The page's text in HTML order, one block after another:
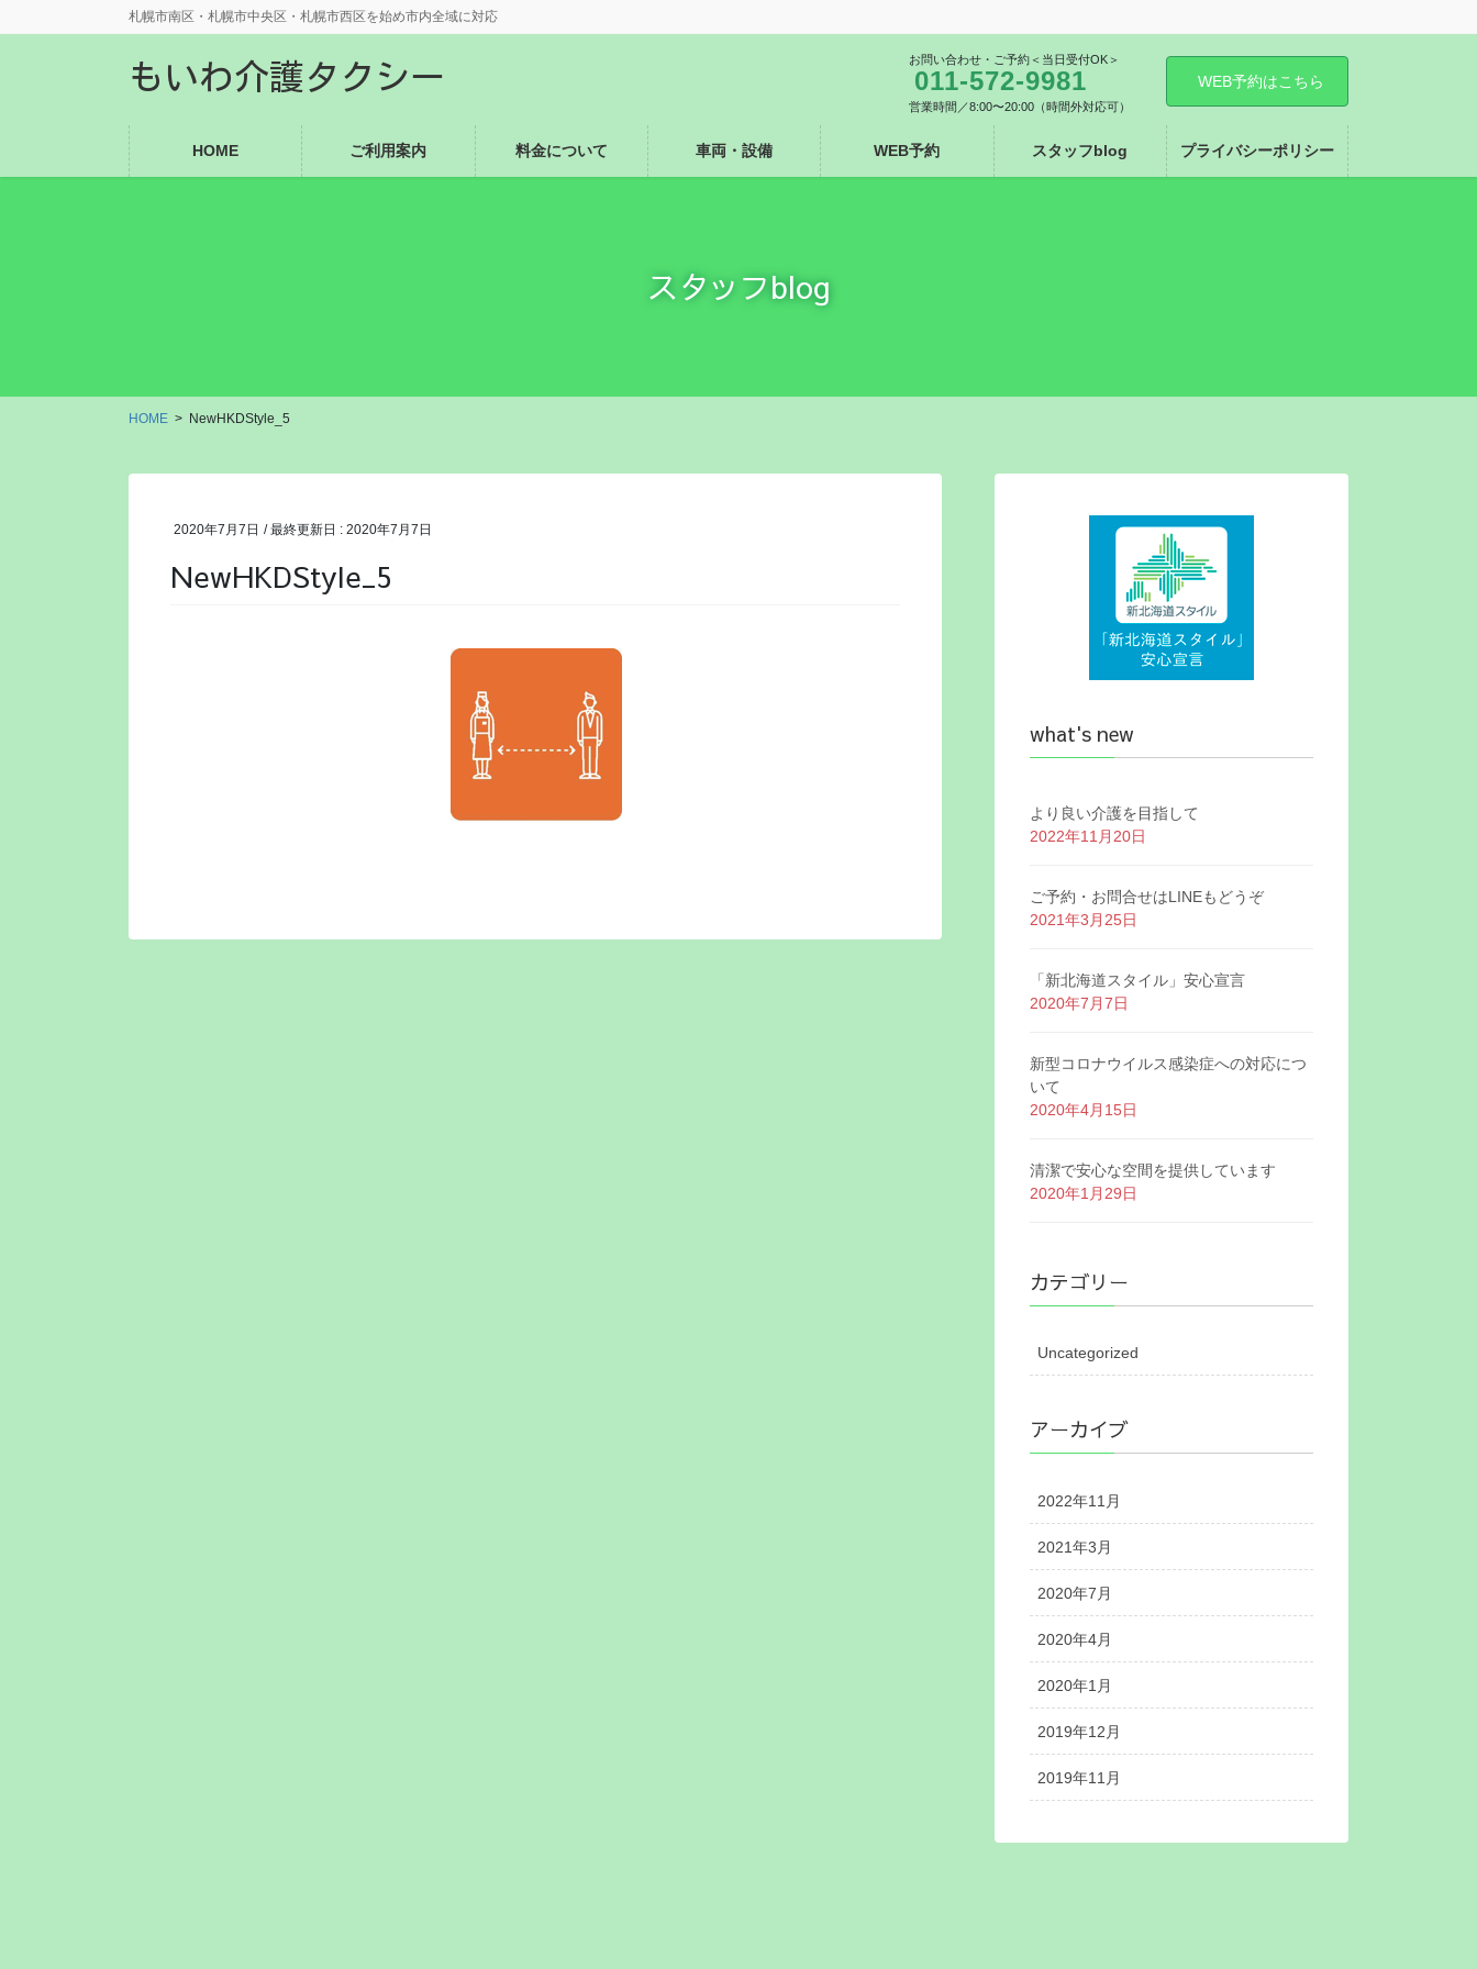
ン
ビ
札幌市南区・札幌市中央区・札幌市西区を始め市内全域に対応
もいわ介護タクシー お問い合わせ・ご予約＜当日受付OK＞
011-572-9981
営業時間／8:00〜20:00（時間外対応可）
WEB予約はこちら
HOME ご利用案内 料金について 車両・設備 WEB予約 スタッフblog プライバシーポリシー
スタッフblog
HOME NewHKDStyle_5
2020年7月7日 / 最終更新日 :2020年7月7日
NewHKDStyle_5
what's new
より良い介護を目指して
2022年11月20日
ご予約・お問合せはLINEもどうぞ
2021年3月25日
「新北海道スタイル」安心宣言
2020年7月7日
新型コロナウイルス感染症への対応につ
いて
2020年4月15日
清潔で安心な空間を提供しています
2020年1月29日
カテゴリー
Uncategorized
アーカイブ
2022年11月
2021年3月
2020年7月
2020年4月
2020年1月
2019年12月
2019年11月